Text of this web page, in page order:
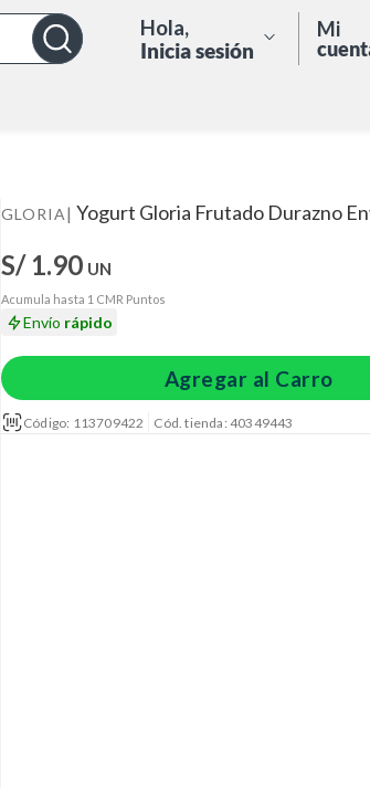
Hola,
Inicia sesión
Mi
GLORIA| Yogurt Gloria Frutado Durazno
S/ 1.90 UN
Acumula hasta 1 CMR Puntos
Envío rápido
Agregar al Carro
Código: 113709422 Cód. tienda: 40349443